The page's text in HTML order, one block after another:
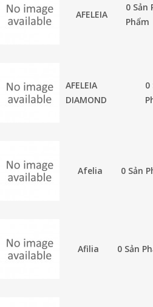
AFELEIA
0 Sản
Phẩm
AFELEIA
DIAMOND
0
Afelia 0 Sản
Afilia 0 Sản